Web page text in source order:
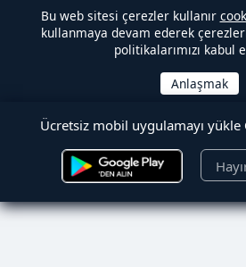
Bu web sitesi çerezler kullanır
kullanmaya devam ederek
politikalarımızı kabul
Ücretsiz mobil uygulamayı yükle